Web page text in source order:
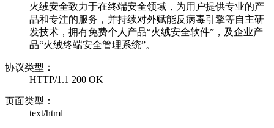
火绒安全致力于在终端安全领域，为用户提供专业的产
品和专注的服务，并持续对外赋能反病毒引擎等自主研
发技术，拥有免费个人产品“火绒安全软件”，及企业产
品“火绒终端安全管理系统”。
协议类型：
HTTP/1.1 200 OK
页面类型：
text/html